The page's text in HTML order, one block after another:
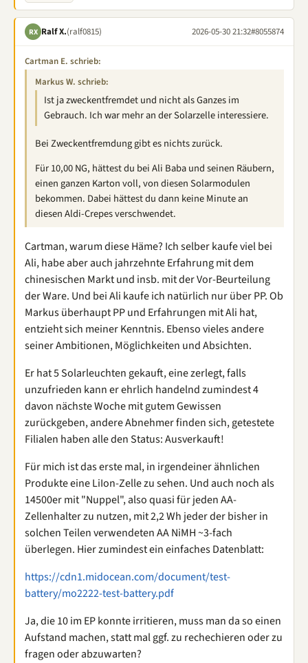
RX Ralf X.(ralf0815) 2026-05-30 21:32#8055874
Cartman E. schrieb:
Markus W. schrieb:
Ist ja zweckentfremdet und nicht als Ganzes im
Gebrauch. Ich war mehr an der Solarzelle interessiere.
Bei Zweckentfremdung gibt es nichts zurück.
Für 10,00 NG, hättest du bei Ali Baba und seinen Räubern,
einen ganzen Karton voll, von diesen Solarmodulen
bekommen. Dabei hättest du dann keine Minute an
diesen Aldi-Crepes verschwendet.
Cartman, warum diese Häme? Ich selber kaufe viel bei
Ali, habe aber auch jahrzehnte Erfahrung mit dem
chinesischen Markt und insb. mit der Vor-Beurteilung
der Ware. Und bei Ali kaufe ich natürlich nur über PP. Ob
Markus überhaupt PP und Erfahrungen mit Ali hat,
entzieht sich meiner Kenntnis. Ebenso vieles andere
seiner Ambitionen, Möglichkeiten und Absichten.
Er hat 5 Solarleuchten gekauft, eine zerlegt, falls
unzufrieden kann er ehrlich handelnd zumindest 4
davon nächste Woche mit gutem Gewissen
zurückgeben, andere Abnehmer finden sich, getestete
Filialen haben alle den Status: Ausverkauft!
Für mich ist das erste mal, in irgendeiner ähnlichen
Produkte eine LiIon-Zelle zu sehen. Und auch noch als
14500er mit "Nuppel", also quasi für jeden AA-
Zellenhalter zu nutzen, mit 2,2 Wh jeder der bisher in
solchen Teilen verwendeten AA NiMH ~3-fach
überlegen. Hier zumindest ein einfaches Datenblatt:
https://cdn1.midocean.com/document/test-
battery/mo2222-test-battery.pdf
Ja, die 10 im EP konnte irritieren, muss man da so einen
Aufstand machen, statt mal ggf. zu rechechieren oder zu
fragen oder abzuwarten?